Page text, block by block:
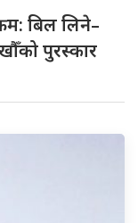
बिल लिने–
पुरस्कार